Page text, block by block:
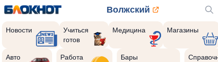
Волжский
Новости
Учиться
готов
Медицина Магазины
Авто Работа
Бары